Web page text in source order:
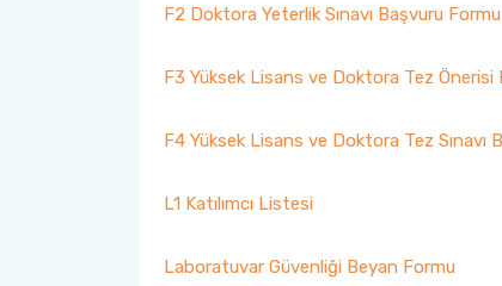
F2 Doktora Yeterlik Sınavı Başvuru Formu
F3 Yüksek Lisans ve Doktora Tez Önerisi
F4 Yüksek Lisans ve Doktora Tez Sınavı
L1 Katılımcı Listesi
Laboratuvar Güvenliği Beyan Formu
Birim İçi/Dışı Uygulama